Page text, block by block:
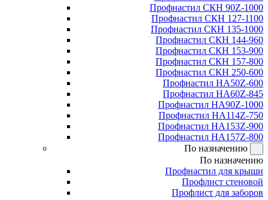
Профнастил СКН 90Z-1000
Профнастил СКН 127-1100
Профнастил СКН 135-1000
Профнастил СКН 144-960
Профнастил СКН 153-900
Профнастил СКН 157-800
Профнастил СКН 250-600
Профнастил НА50Z-600
Профнастил НА60Z-845
Профнастил НА90Z-1000
Профнастил НА114Z-750
Профнастил НА153Z-900
Профнастил НА157Z-800
По назначению
По назначению
Профнастил для крыши
Профлист стеновой
Профлист для заборов